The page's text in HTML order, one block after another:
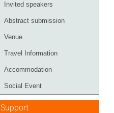
Invited speakers
Abstract submission
Venue
Travel Information
Accommodation
Social Event
Support